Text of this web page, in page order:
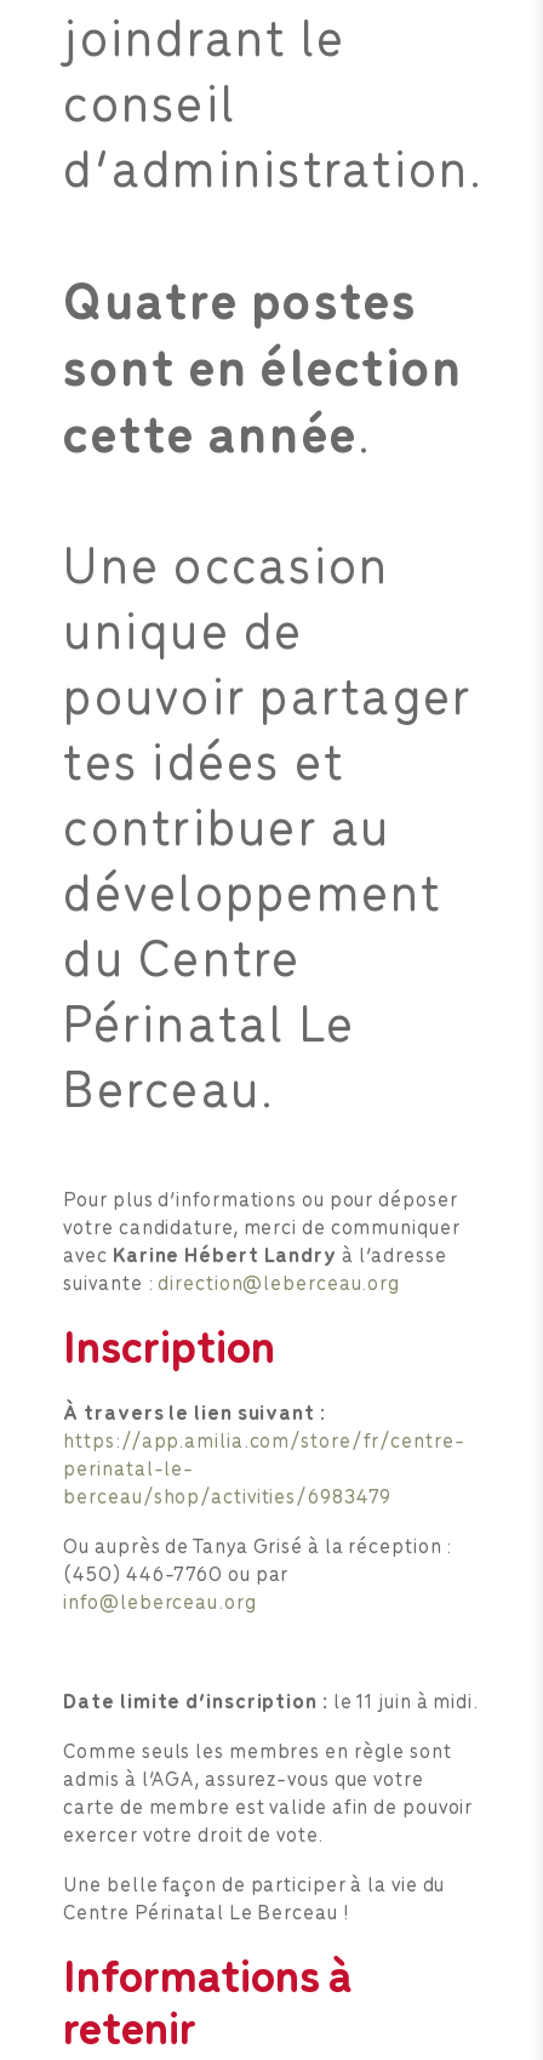
joindrant le
conseil
d’administration.
Quatre postes
sont en élection
cette année.
Une occasion
unique de
pouvoir partager
tes idées et
contribuer au
développement
du Centre
Périnatal Le
Berceau.
Pour plus d’informations ou pour déposer
votre candidature, merci de communiquer
avec Karine Hébert Landry à l’adresse
suivante :direction@leberceau.org
Inscription
À travers le lien suivant :
https://app.amilia.com/store/fr/centre-
perinatal-le-
berceau/shop/activities/6983479
Ou auprès de Tanya Grisé à la réception :
(450) 446-7760 ou par
info@leberceau.org
Date limite d’inscription : le 11 juin à midi.
Comme seuls les membres en règle sont
admis à l’AGA, assurez-vous que votre
carte de membre est valide afin de pouvoir
exercer votre droit de vote.
Une belle façon de participer à la vie du
Centre Périnatal Le Berceau !
Informations à
retenir